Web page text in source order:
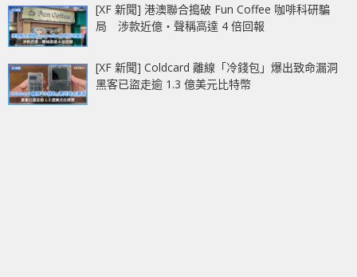
[XF 新聞] 港澳聯合搗破 Fun Coffee 咖啡科研騙
局 涉款近億‧聲稱高達 4 倍回報
[XF 新聞] Coldcard 離線「冷錢包」爆出致命漏洞
黑客已盜走逾 1.3 億美元比特幣